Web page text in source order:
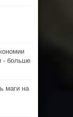
- больше
маги на